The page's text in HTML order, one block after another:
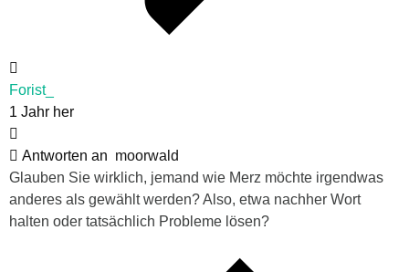
Forist_
1 Jahr her
Antworten an moorwald
Glauben Sie wirklich, jemand wie Merz möchte irgendwas
anderes als gewählt werden? Also, etwa nachher Wort
halten oder tatsächlich Probleme lösen?